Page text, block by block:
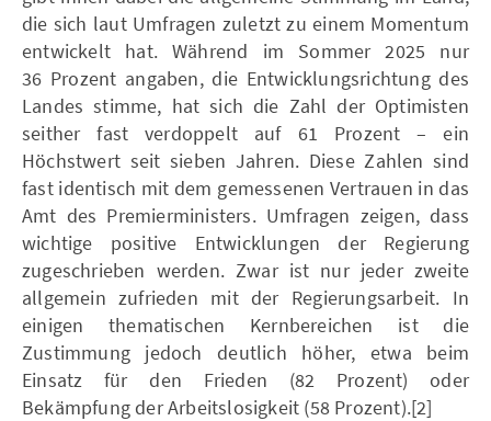
die sich laut Umfragen zuletzt zu einem Momentum
entwickelt hat. Während im Sommer 2025 nur
36 Prozent angaben, die Entwicklungsrichtung des
Landes stimme, hat sich die Zahl der Optimisten
seither fast verdoppelt auf 61 Prozent – ein
Höchstwert seit sieben Jahren. Diese Zahlen sind
fast identisch mit dem gemessenen Vertrauen in das
Amt des Premierministers. Umfragen zeigen, dass
wichtige positive Entwicklungen der Regierung
zugeschrieben werden. Zwar ist nur jeder zweite
allgemein zufrieden mit der Regierungsarbeit. In
einigen thematischen Kernbereichen ist die
Zustimmung jedoch deutlich höher, etwa beim
Einsatz für den Frieden (82 Prozent) oder
Bekämpfung der Arbeitslosigkeit (58 Prozent).[2]